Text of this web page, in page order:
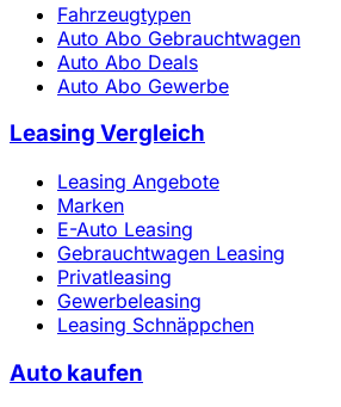
Fahrzeugtypen
Auto Abo Gebrauchtwagen
Auto Abo Deals
Auto Abo Gewerbe
Leasing Vergleich
Leasing Angebote
Marken
E-Auto Leasing
Gebrauchtwagen Leasing
Privatleasing
Gewerbeleasing
Leasing Schnäppchen
Auto kaufen